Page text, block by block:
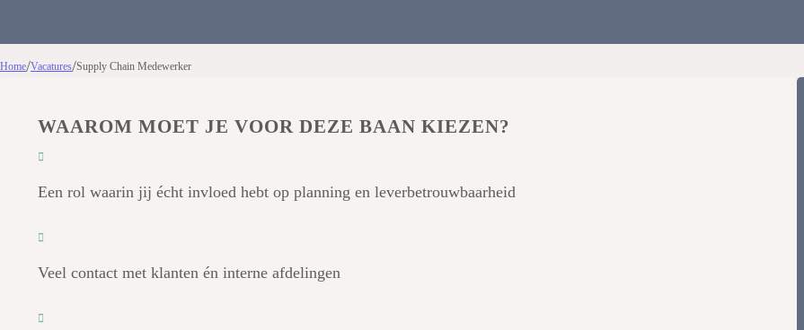
Home/Vacatures/Supply Chain Medewerker
WAAROM MOET JE VOOR DEZE BAAN KIEZEN?
Een rol waarin jij écht invloed hebt op planning en leverbetrouwbaarheid
Veel contact met klanten én interne afdelingen